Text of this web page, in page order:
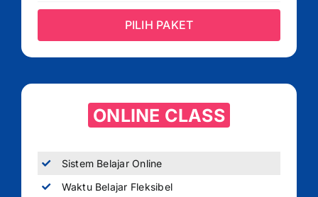
PILIH PAKET
ONLINE CLASS
Sistem Belajar Online
Waktu Belajar Fleksibel